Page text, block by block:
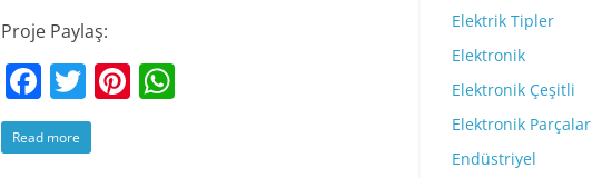
Proje Paylaş:
F
a
c
T
w
itt
Pi
Read more
Elektrik Tipler
Elektronik
Elektronik Çeşitli
Elektronik Parçalar
Endüstriyel